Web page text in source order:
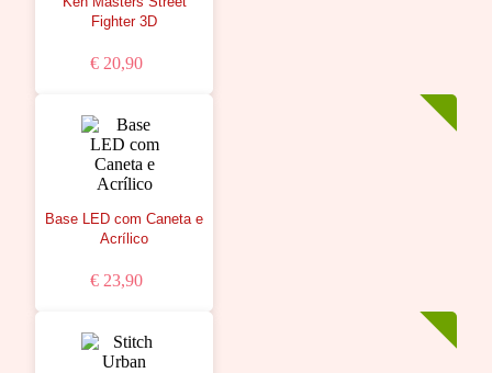
Fighter 3D
€ 20,90
Base LED com Caneta e
Acrílico
€ 23,90